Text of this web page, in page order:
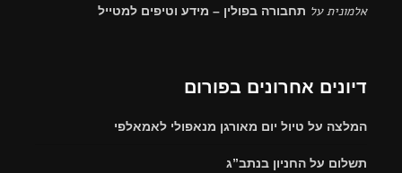
אלמוניתעל תחבורה בפולין – מידע וטיפים למטייל
דיונים אחרונים בפורום
המלצה על טיול יום מאורגן מנאפולי לאמאלפי
תשלום על החניון בנתב”ג